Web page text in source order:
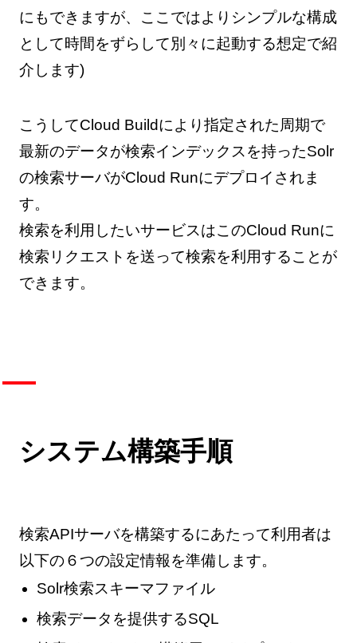
にもできますが、ここではよりシンプルな構成
として時間をずらして別々に起動する想定で紹
介します)
こうしてCloud Buildにより指定された周期で
最新のデータが検索インデックスを持ったSolr
の検索サーバがCloud Runにデプロイされま
す。
検索を利用したいサービスはこのCloud Runに
検索リクエストを送って検索を利用することが
できます。
システム構築手順
検索APIサーバを構築するにあたって利用者は
以下の６つの設定情報を準備します。
Solr検索スキーマファイル
検索データを提供するSQL